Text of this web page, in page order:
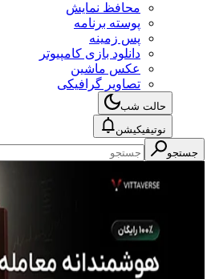
محافظ نمایش
پوسته برنامه
پس زمینه
دانلود بازی کامپیوتر
عکس ماشین
تصاویر گرافیکی
حالت شب
نوتیفیکیشن
جستجو